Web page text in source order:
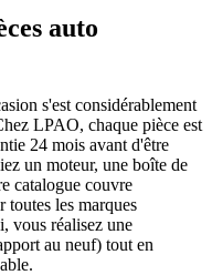
auto
s'est considérablement
LPAO, chaque pièce est
24 mois avant d'être
un moteur, une boîte de
catalogue couvre
toutes les marques
vous réalisez une
au neuf) tout en